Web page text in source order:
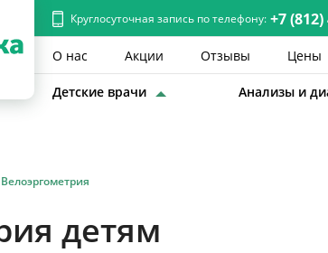
Круглосуточная запись по телефону: +7
О нас Акции Отзывы Цены
Детские врачи Анализы и
Велоэргометрия
детям